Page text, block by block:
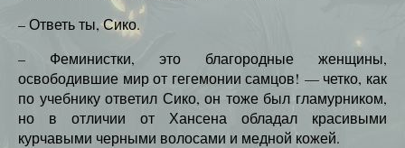
– Ответь ты, Сико.
– Феминистки, это благородные женщины,
освободившие мир от гегемонии самцов! — четко, как
по учебнику ответил Сико, он тоже был гламурником,
но в отличии от Хансена обладал красивыми
курчавыми черными волосами и медной кожей.